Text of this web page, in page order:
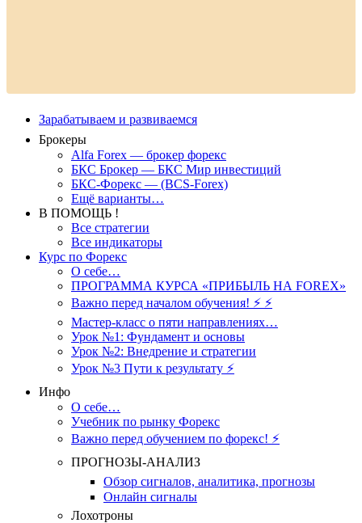
Зарабатываем и развиваемся
Брокеры
Alfa Forex — брокер форекс
БКС Брокер — БКС Мир инвестиций
БКС-Форекс — (BCS-Forex)
Ещё варианты…
В ПОМОЩЬ !
Все стратегии
Все индикаторы
Курс по Форекс
О себе…
ПРОГРАММА КУРСА «ПРИБЫЛЬ НА FOREX»
Важно перед началом обучения! ⚡ ⚡
Мастер-класс о пяти направлениях…
Урок №1: Фундамент и основы
Урок №2: Внедрение и стратегии
Урок №3 Пути к результату ⚡️
Инфо
О себе…
Учебник по рынку Форекс
Важно перед обучением по форекс! ⚡
ПРОГНОЗЫ-АНАЛИЗ
Обзор сигналов, аналитика, прогнозы
Онлайн сигналы
Лохотроны